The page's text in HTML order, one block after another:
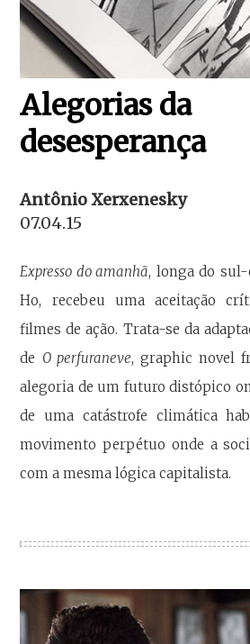
Alegorias da
desesperança
Antônio Xerxenesky
07.04.15
Expresso do amanhã, longa do sul-
Ho, recebeu uma aceitação
filmes de ação. Trata-se da
de O perfuraneve, graphic novel
alegoria de um futuro distópico
de uma catástrofe climática
movimento perpétuo onde a
com a mesma lógica capitalista.